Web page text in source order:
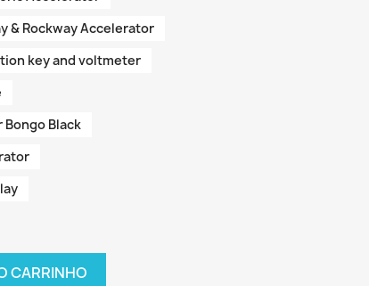
& Rockway Accelerator
key and voltmeter
Bongo Black
CARRINHO